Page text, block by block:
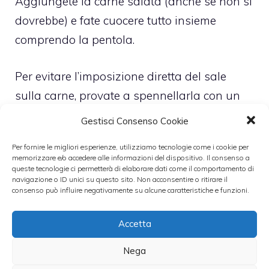
Gestisci Consenso Cookie
Per fornire le migliori esperienze, utilizziamo tecnologie come i cookie per
memorizzare e/o accedere alle informazioni del dispositivo. Il consenso a
queste tecnologie ci permetterà di elaborare dati come il comportamento di
navigazione o ID unici su questo sito. Non acconsentire o ritirare il
consenso può influire negativamente su alcune caratteristiche e funzioni.
Accetta
Nega
dovrebbe) e fate cuocere tutto insieme
comprendo la pentola.
Per evitare l’imposizione diretta del sale
sulla carne, provate a spennellarla con un
po’ di senape (non lo diremo a nessuno),
aceto di mele, un cucchiaio di parmigiano
grattugiato e un poi uno di cumino, o semi
di senape (stile mostarda), o pepe in grani.
Mangiatelo caldo e fateci sapere!